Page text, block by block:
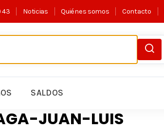
43 Noticias Quiénes somos Contacto
SALDOS
JUAN-LUIS